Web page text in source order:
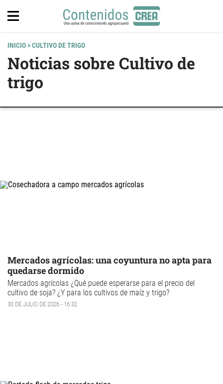
INICIO> CULTIVO DE TRIGO
Noticias sobre Cultivo de
trigo
Mercados agrícolas: una coyuntura no apta para
quedarse dormido
Mercados agrícolas ¿Qué puede esperarse para el precio del
cultivo de soja? ¿Y para los cultivos de maíz y trigo?
30 DE JULIO DE 2026 - 16:32